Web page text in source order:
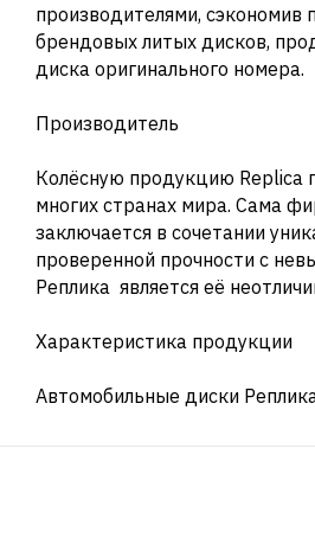
производителями, сэкономив
брендовых литых дисков,
диска оригинального номера.
Производитель
Колёсную продукцию Replica
многих странах мира. Сама
заключается в сочетании
проверенной прочности с
Реплика является её
Характеристика продукции
Автомобильные диски